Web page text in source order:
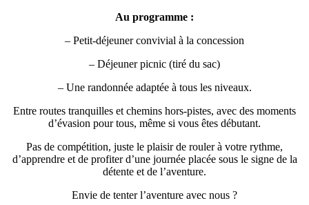
Au programme :
– Petit-déjeuner convivial à la concession
– Déjeuner picnic (tiré du sac)
– Une randonnée adaptée à tous les niveaux.
Entre routes tranquilles et chemins hors-pistes, avec des moments
d’évasion pour tous, même si vous êtes débutant.
Pas de compétition, juste le plaisir de rouler à votre rythme,
d’apprendre et de profiter d’une journée placée sous le signe de la
détente et de l’aventure.
Envie de tenter l’aventure avec nous ?